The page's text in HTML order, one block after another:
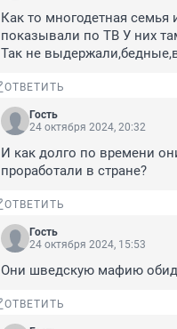
Как то многодетная
показывали по ТВ У них
Так не
ОТВЕТИТЬ
Гость
24 октября 2024, 20:32
И как долго по времени
проработали в стране?
ОТВЕТИТЬ
Гость
24 октября 2024, 15:53
Они шведскую мафию
ОТВЕТИТЬ